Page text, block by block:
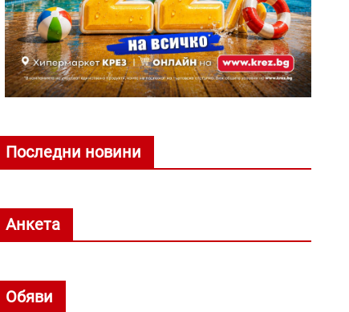
Последни новини
Анкета
Обяви